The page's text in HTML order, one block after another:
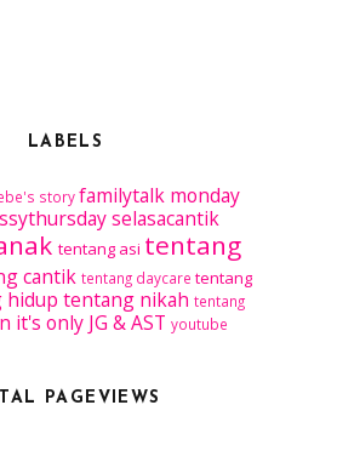
LABELS
story familytalk monday
selasacantik
tentang asi tentang
cantik tentang daycare tentang
hidup tentang nikah tentang
it's only JG & AST youtube
PAGEVIEWS